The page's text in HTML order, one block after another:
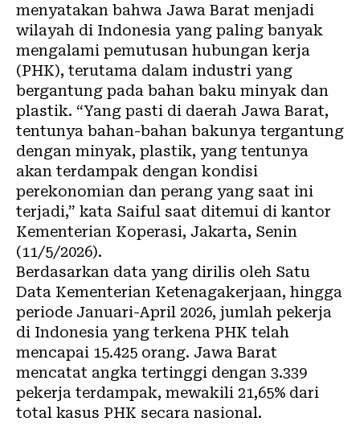
menyatakan bahwa Jawa Barat menjadi
wilayah di Indonesia yang paling banyak
mengalami pemutusan hubungan kerja
(PHK), terutama dalam industri yang
bergantung pada bahan baku minyak dan
plastik. “Yang pasti di daerah Jawa Barat,
tentunya bahan-bahan bakunya tergantung
dengan minyak, plastik, yang tentunya
akan terdampak dengan kondisi
perekonomian dan perang yang saat ini
terjadi,” kata Saiful saat ditemui di kantor
Kementerian Koperasi, Jakarta, Senin
(11/5/2026).
Berdasarkan data yang dirilis oleh Satu
Data Kementerian Ketenagakerjaan, hingga
periode Januari-April 2026, jumlah pekerja
di Indonesia yang terkena PHK telah
mencapai 15.425 orang. Jawa Barat
mencatat angka tertinggi dengan 3.339
pekerja terdampak, mewakili 21,65% dari
total kasus PHK secara nasional.